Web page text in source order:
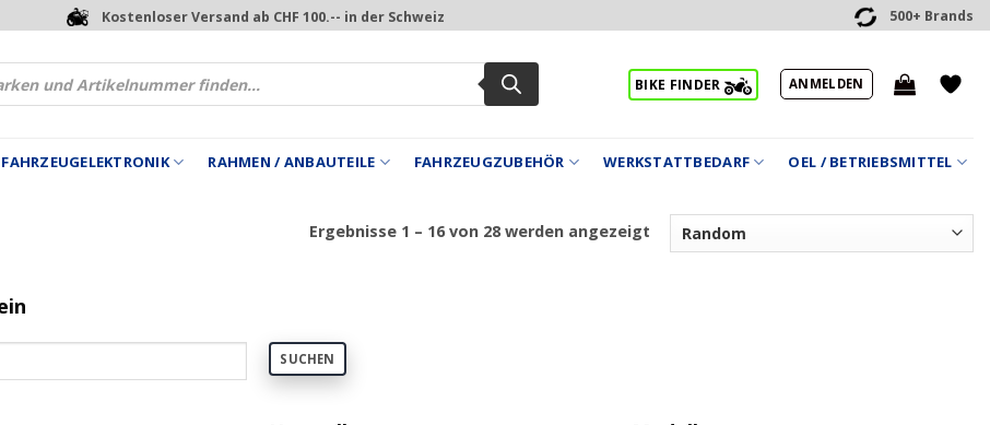
Kostenloser Versand ab CHF 100.-- in der Schweiz 500+ Brands
BIKE FINDER ANMELDEN
RAHMEN / ANBAUTEILE FAHRZEUGZUBEHÖR WERKSTATTBEDARF OEL / BETRIEBSMITTEL
Ergebnisse 1 – 16 von 28 werden angezeigt
SUCHEN